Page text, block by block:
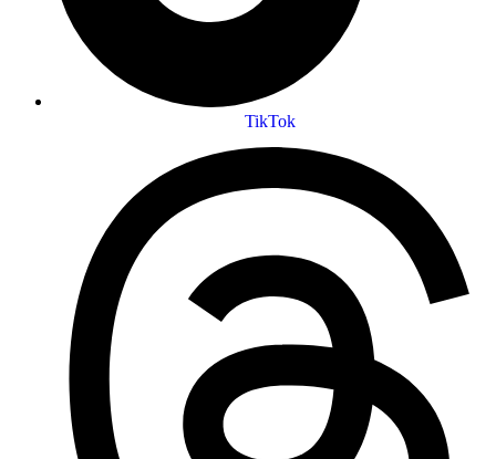
TikTok